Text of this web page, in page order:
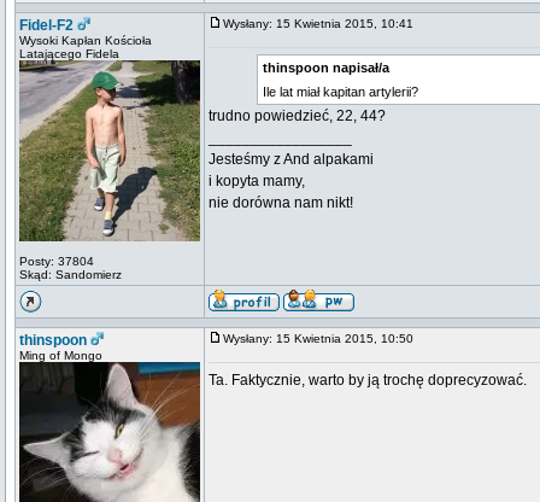
Fidel-F2
Wysoki Kapłan Kościoła
Latającego Fidela
Posty: 37804
Skąd: Sandomierz
Wysłany: 15 Kwietnia 2015, 10:41
thinspoon napisał/a
Ile lat miał kapitan artylerii?
trudno powiedzieć, 22, 44?
Jesteśmy z And alpakami
i kopyta mamy,
nie dorówna nam nikt!
thinspoon
Ming of Mongo
Wysłany: 15 Kwietnia 2015, 10:50
Ta. Faktycznie, warto by ją trochę doprecyzować.